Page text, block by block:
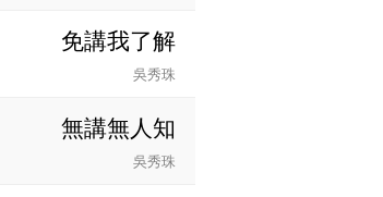
免講我了解
吳秀珠
無講無人知
吳秀珠